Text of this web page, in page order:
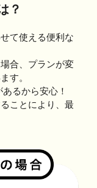
？
て使える便利な
合、プランが変
す。
るから安心！
ことにより、最